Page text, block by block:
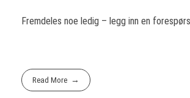
Fremdeles noe ledig – legg inn en
Read More